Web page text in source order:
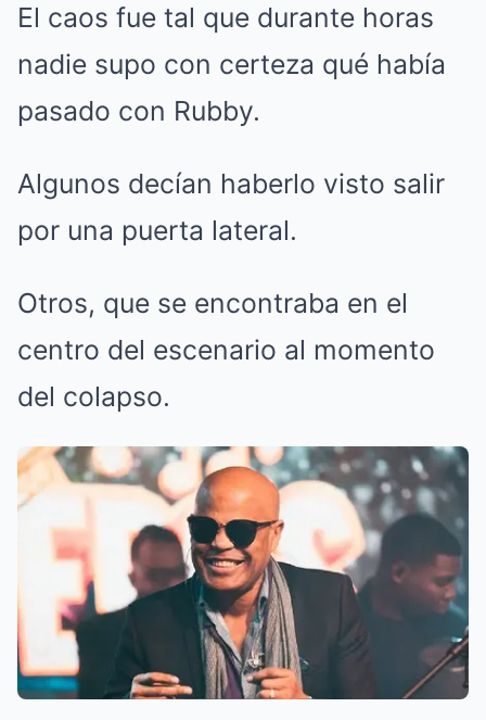
El caos fue tal que durante horas
nadie supo con certeza qué había
pasado con Rubby.
Algunos decían haberlo visto salir
por una puerta lateral.
Otros, que se encontraba en el
centro del escenario al momento
del colapso.